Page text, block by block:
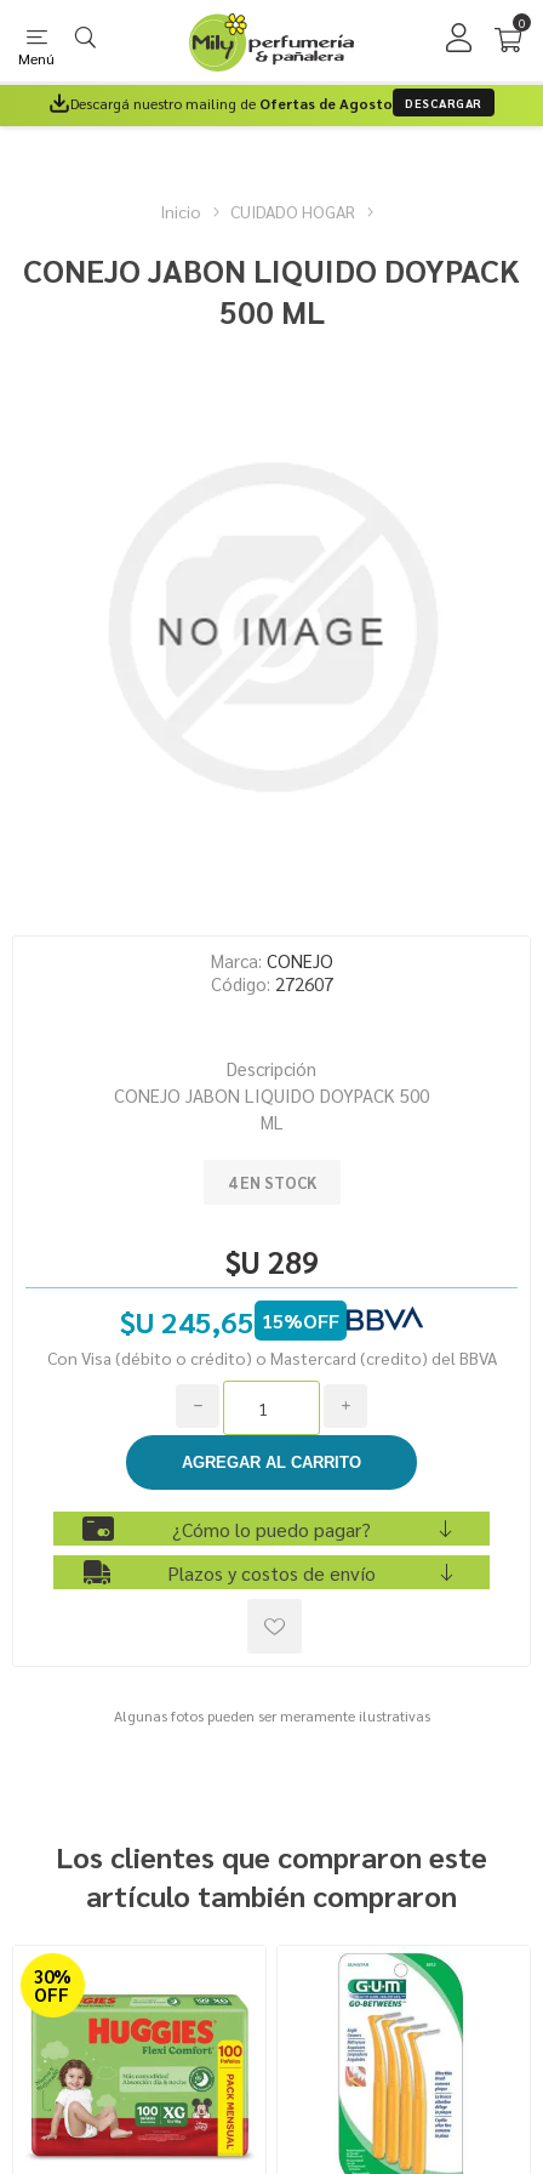
Menú
0
Descargá nuestro mailing de Ofertas de Agosto DESCARGAR
Inicio CUIDADO HOGAR
CONEJO JABON LIQUIDO DOYPACK
500 ML
Marca: CONEJO
Código: 272607
Descripción
CONEJO JABON LIQUIDO DOYPACK 500
ML
4 EN STOCK
$U 289
$U 245,65 15%OFF
Con Visa (débito o crédito) o Mastercard (credito) del BBVA
i
h
¿Cómo lo puedo pagar?
Plazos y costos de envío
Algunas fotos pueden ser meramente ilustrativas
Los clientes que compraron este
artículo también compraron
30%
OFF